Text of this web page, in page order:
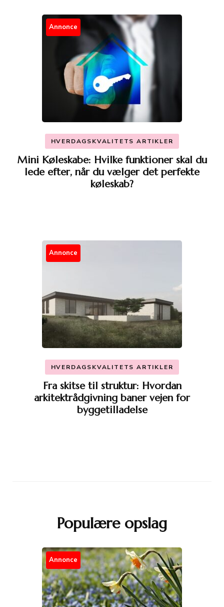
Annonce
HVERDAGSKVALITETS ARTIKLER
Mini Køleskabe: Hvilke funktioner skal du
lede efter, når du vælger det perfekte
køleskab?
Annonce
HVERDAGSKVALITETS ARTIKLER
Fra skitse til struktur: Hvordan
arkitektrådgivning baner vejen for
byggetilladelse
Populære opslag
Annonce